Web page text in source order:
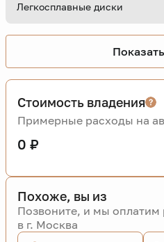
Легкосплавные диски
Стоимость владения
Примерные расходы на
0 ₽
Похоже, вы из
Позвоните, и мы оплатим
в г. Москва